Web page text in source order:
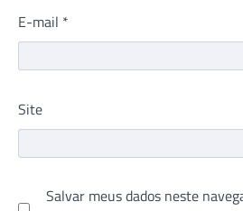
E-mail *
Site
Salvar meus dados neste